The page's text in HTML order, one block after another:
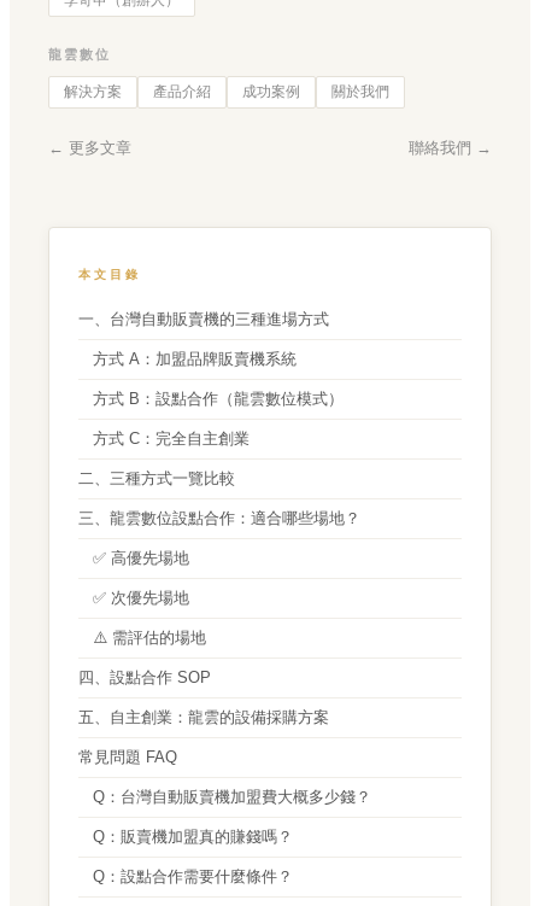
龍雲數位
解決方案 產品介紹 成功案例 關於我們
← 更多文章 聯絡我們 →
本文目錄
一、台灣自動販賣機的三種進場方式
方式 A：加盟品牌販賣機系統
方式 B：設點合作（龍雲數位模式）
方式 C：完全自主創業
二、三種方式一覽比較
三、龍雲數位設點合作：適合哪些場地？
✅ 高優先場地
✅ 次優先場地
⚠️ 需評估的場地
四、設點合作 SOP
五、自主創業：龍雲的設備採購方案
常見問題 FAQ
Q：台灣自動販賣機加盟費大概多少錢？
Q：販賣機加盟真的賺錢嗎？
Q：設點合作需要什麼條件？